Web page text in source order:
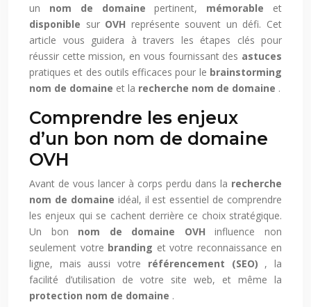
un nom de domainepertinent, mémorable et
disponible sur OVH représente souvent un défi. Cet
article vous guidera à travers les étapes clés pour
réussir cette mission, en vous fournissant des astuces
pratiques et des outils efficaces pour le brainstorming
nom de domaine et la recherche nom de domaine .
Comprendre les enjeux
d’un bon nom de domaine
OVH
Avant de vous lancer à corps perdu dans la recherche
nom de domaine idéal, il est essentiel de comprendre
les enjeux qui se cachent derrière ce choix stratégique.
Un bon nom de domaine OVHinfluence non
seulement votre branding et votre reconnaissance en
ligne, mais aussi votre référencement (SEO) , la
facilité d’utilisation de votre site web, et même la
protection nom de domaine .